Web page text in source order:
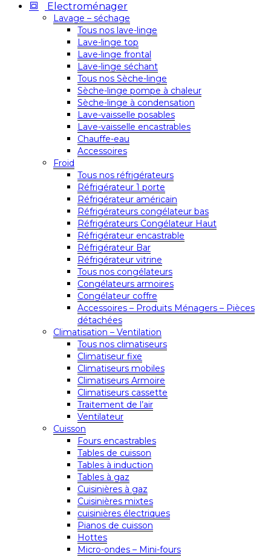
Electroménager
Lavage – séchage
Tous nos lave-linge
Lave-linge top
Lave-linge frontal
Lave-linge séchant
Tous nos Sèche-linge
Sèche-linge pompe à chaleur
Sèche-linge à condensation
Lave-vaisselle posables
Lave-vaisselle encastrables
Chauffe-eau
Accessoires
Froid
Tous nos réfrigérateurs
Réfrigérateur 1 porte
Réfrigérateur américain
Réfrigérateurs congélateur bas
Réfrigérateurs Congélateur Haut
Réfrigérateur encastrable
Réfrigérateur Bar
Réfrigérateur vitrine
Tous nos congélateurs
Congélateurs armoires
Congélateur coffre
Accessoires – Produits Ménagers – Pièces
détachées
Climatisation – Ventilation
Tous nos climatiseurs
Climatiseur fixe
Climatiseurs mobiles
Climatiseurs Armoire
Climatiseurs cassette
Traitement de l’air
Ventilateur
Cuisson
Fours encastrables
Tables de cuisson
Tables à induction
Tables à gaz
Cuisinières à gaz
Cuisinières mixtes
cuisinières électriques
Pianos de cuisson
Hottes
Micro-ondes – Mini-fours